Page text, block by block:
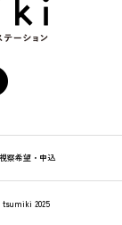
視察希望・申込
tsumiki 2025